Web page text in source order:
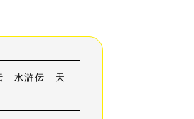
水滸伝 天